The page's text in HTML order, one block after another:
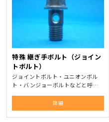
特殊 継ぎ手ボルト（ジョイン
トボルト）
ジョイントボルト・ユニオンボル
ト・バンジョーボルトなどと呼…
詳細